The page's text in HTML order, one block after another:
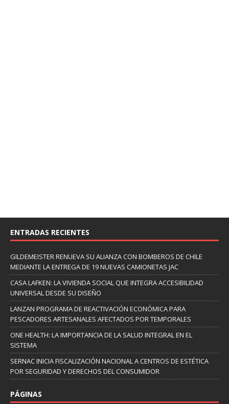
ENTRADAS RECIENTES
GILDEMEISTER RENUEVA SU ALIANZA CON BOMBEROS DE CHILE
MEDIANTE LA ENTREGA DE 19 NUEVAS CAMIONETAS JAC
CASA LAFKEN: LA VIVIENDA SOCIAL QUE INTEGRA ACCESIBILIDAD
UNIVERSAL DESDE SU DISEÑO
LANZAN PROGRAMA DE REACTIVACIÓN ECONÓMICA PARA
PESCADORES ARTESANALES AFECTADOS POR TEMPORALES
ONE HEALTH: LA IMPORTANCIA DE LA SALUD INTEGRAL EN EL
SISTEMA
SERNAC INICIA FISCALIZACIÓN NACIONAL A CENTROS DE ESTÉTICA
POR SEGURIDAD Y DERECHOS DEL CONSUMIDOR
PÁGINAS